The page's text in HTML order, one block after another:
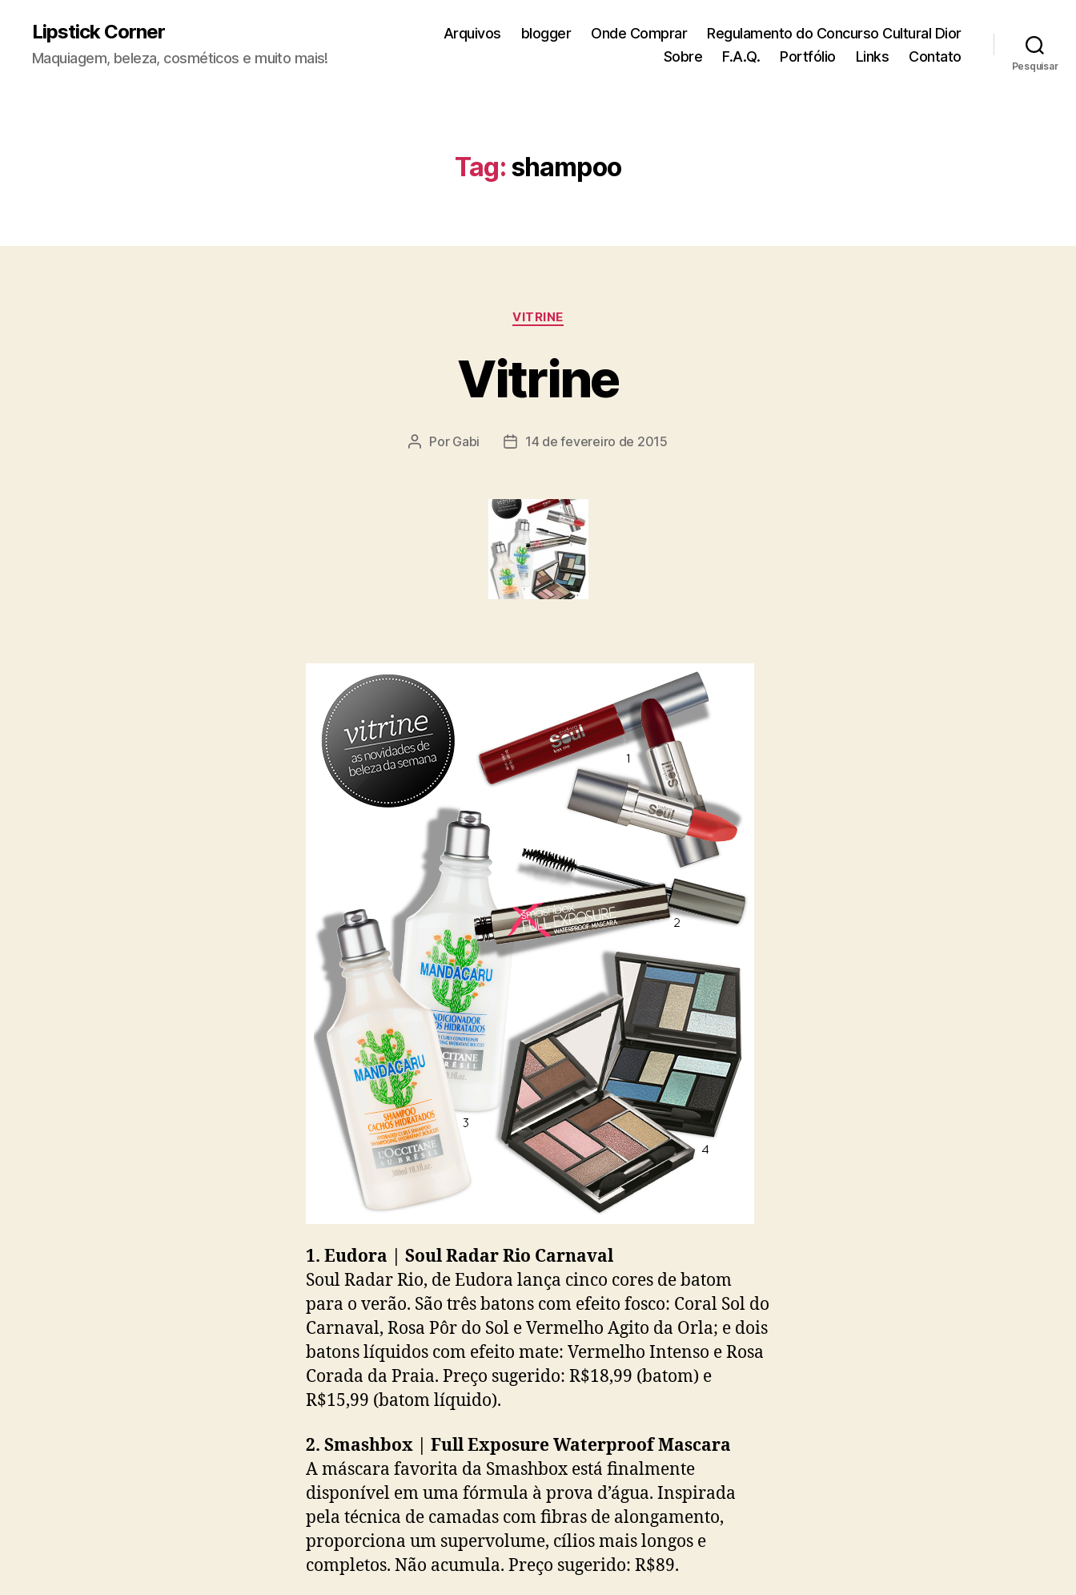
Lipstick Corner
Maquiagem, beleza, cosméticos e muito mais!
Arquivos blogger Onde Comprar
Regulamento do Concurso Cultural Dior
Sobre
F.A.Q. Portfólio Links Contato
Pesquisar
Tag: shampoo
Categorias
VITRINE
Vitrine
Autor
Por Gabi
Data14 de fevereiro de 2015
1. Eudora | Soul Radar Rio Carnaval
Soul Radar Rio, de Eudora lança cinco cores de batom
para o verão. São três batons com efeito fosco: Coral Sol do
Carnaval, Rosa Pôr do Sol e Vermelho Agito da Orla; e dois
batons líquidos com efeito mate: Vermelho Intenso e Rosa
Corada da Praia. Preço sugerido: R$18,99 (batom) e
R$15,99 (batom líquido).
2. Smashbox | Full Exposure Waterproof Mascara
A máscara favorita da Smashbox está finalmente
disponível em uma fórmula à prova d’água. Inspirada
pela técnica de camadas com fibras de alongamento,
proporciona um supervolume, cílios mais longos e
completos. Não acumula. Preço sugerido: R$89.